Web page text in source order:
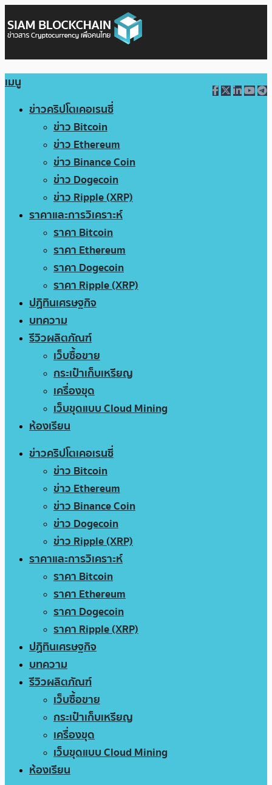
เมนู
ข่าวคริปโตเคอเรนซี่
ข่าว Bitcoin
ข่าว Ethereum
ข่าว Binance Coin
ข่าว Dogecoin
ข่าว Ripple (XRP)
ราคาและการวิเคราะห์
ราคา Bitcoin
ราคา Ethereum
ราคา Dogecoin
ราคา Ripple (XRP)
ปฏิทินเศรษฐกิจ
บทความ
รีวิวผลิตภัณฑ์
เว็บซื้อขาย
กระเป๋าเก็บเหรียญ
เครื่องขุด
เว็บขุดแบบ Cloud Mining
ห้องเรียน
ข่าวคริปโตเคอเรนซี่
ข่าว Bitcoin
ข่าว Ethereum
ข่าว Binance Coin
ข่าว Dogecoin
ข่าว Ripple (XRP)
ราคาและการวิเคราะห์
ราคา Bitcoin
ราคา Ethereum
ราคา Dogecoin
ราคา Ripple (XRP)
ปฏิทินเศรษฐกิจ
บทความ
รีวิวผลิตภัณฑ์
เว็บซื้อขาย
กระเป๋าเก็บเหรียญ
เครื่องขุด
เว็บขุดแบบ Cloud Mining
ห้องเรียน